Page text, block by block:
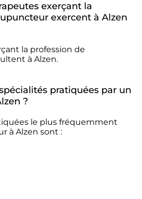
exerçant la
exercent à Alzen
la profession de
à Alzen.
pratiquées par un
?
le plus fréquemment
à Alzen sont :